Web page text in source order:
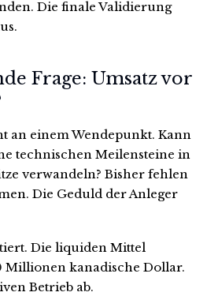
Die finale Validierung
Frage: Umsatz vor
an einem Wendepunkt. Kann
technischen Meilensteine in
verwandeln? Bisher fehlen
Die Geduld der Anleger
Die liquiden Mittel
Millionen kanadische Dollar.
Betrieb ab.